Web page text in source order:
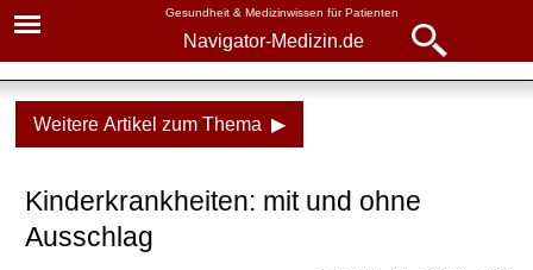
Gesundheit & Medizinwissen für Patienten
Navigator-Medizin.de
Weitere Artikel zum Thema ▶
Kinderkrankheiten: mit und ohne
Ausschlag
Navigator-Medizin.de
► Krankheiten
► Diagnostik & Laborwerte
Navigator-
Medizin.de
▾
Kinderkrankheiten